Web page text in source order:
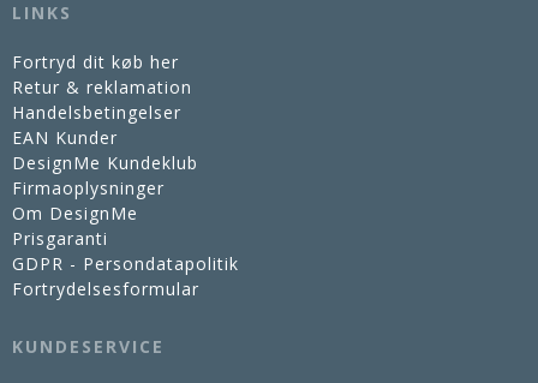
LINKS
Fortryd dit køb her
Retur & reklamation
Handelsbetingelser
EAN Kunder
DesignMe Kundeklub
Firmaoplysninger
Om DesignMe
Prisgaranti
GDPR - Persondatapolitik
Fortrydelsesformular
KUNDESERVICE